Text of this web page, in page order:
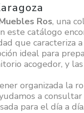
Ros, una
este catálogo
que caracteriza
ideal para
acogedor, y
organizada la
a
para el día a día.